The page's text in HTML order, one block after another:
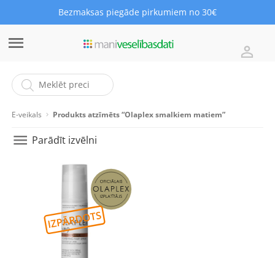
Bezmaksas piegāde pirkumiem no 30€
E-veikals Produkts atzīmēts “Olaplex smalkiem matiem”
Parādīt izvēlni